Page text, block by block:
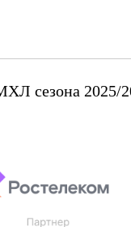
сезона 2025/